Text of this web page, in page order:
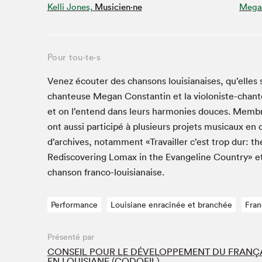
Café La Presse
Espace Zines
Le grand jeu de lecture à voix haute du Salon du livre
de Montréal
Lettres québécoises au Salon
Louisiane enracinée et branchée
Mur des illustrateur·rice·s
SLM PRO
Kelli Jones, Musicien·ne
Pour tou⋅te⋅s
Venez écouter des chan­sons louisianais­es,
chanteuse Megan Con­stan­tin et la vio­loniste-
et on l’en­tend dans leurs har­monies douces.
ont aus­si par­ticipé à plusieurs pro­jets musi­caux
d’archives, notam­ment «Tra­vailler c’est trop dur:
Redis­cov­er­ing Lomax in the Evan­ge­line Coun­try»
chan­son franco-louisianaise.
Performance Louisiane enracinée et branchée
Présenté par
CONSEIL POUR LE DÉVELOPPEMENT DU